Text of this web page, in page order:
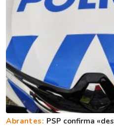
Abrantes: PSP confirma